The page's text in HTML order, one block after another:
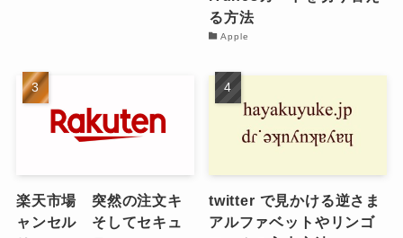
る方法
Apple
楽天市場 突然の注文キ
ャンセル そしてセキュ
twitter で見かける逆さま
アルファベットやリンゴ